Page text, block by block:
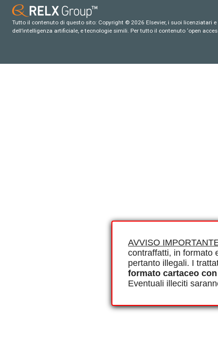
AVVISO
contraffatti, in formato
pertanto illegali. I
formato cartaceo
Eventuali illeciti
Tutto il contenuto di questo sito: Copyright © 2026 Elsevier, i suoi
dell’intelligenza artificiale, e tecnologie simili. Per tutto il contenuto ‘open